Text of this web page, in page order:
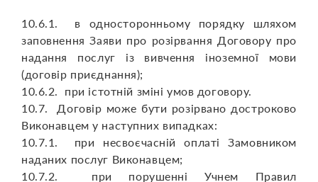
10.6.1. в односторонньому порядку шляхом
заповнення Заяви про розірвання Договору про
надання послуг із вивчення іноземної мови
(договір приєднання);
10.6.2. при істотній зміні умов договору.
10.7. Договір може бути розірвано достроково
Виконавцем у наступних випадках:
10.7.1. при несвоєчасній оплаті Замовником
наданих послуг Виконавцем;
10.7.2. при порушенні Учнем Правил